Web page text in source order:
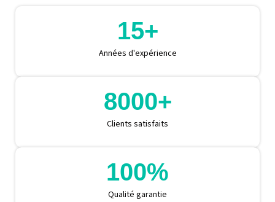
Années d'expérience
15+
Clients satisfaits
8000+
Qualité garantie
100%